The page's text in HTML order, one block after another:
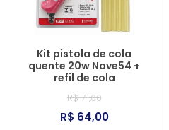
Kit pistola de cola
quente 20w Nove54 +
refil de cola
R$ 71,00
R$ 64,00